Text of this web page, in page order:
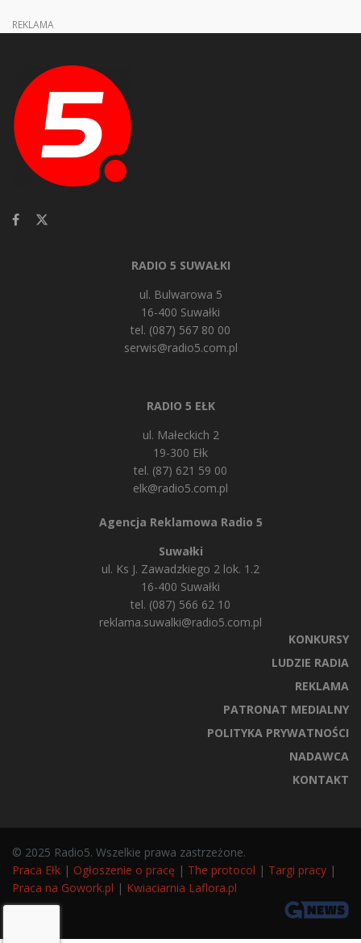
REKLAMA
RADIO 5 SUWAŁKI
ul. Bulwarowa 5
16-400 Suwałki
tel. (087) 567 80 00
serwis@radio5.com.pl
RADIO 5 EŁK
ul. Małeckich 2
19-300 Ełk
tel. (87) 621 59 00
elk@radio5.com.pl
Agencja Reklamowa Radio 5
Suwałki
ul. Ks J. Zawadzkiego 2 lok. 1.2
16-400 Suwałki
tel. (087) 566 62 10
reklama.suwalki@radio5.com.pl
KONKURSY
LUDZIE RADIA
REKLAMA
PATRONAT MEDIALNY
POLITYKA PRYWATNOŚCI
NADAWCA
KONTAKT
© 2025 Radio5. Wszelkie prawa zastrzeżone.
Praca Ełk | Ogłoszenie o pracę | The protocol | Targi pracy |
Praca na Gowork.pl | Kwiaciarnia Laflora.pl